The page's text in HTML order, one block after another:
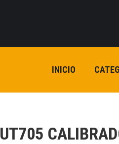
INICIO
UT705